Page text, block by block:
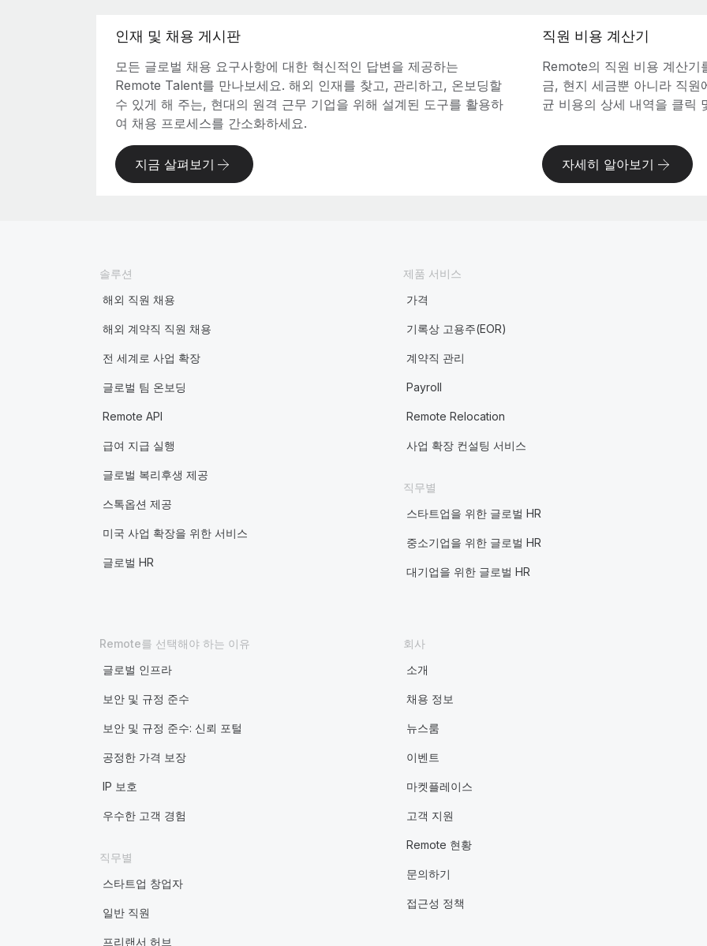
인재 및 채용 게시판
모든 글로벌 채용 요구사항에 대한 혁신적인 답변을 제공하는
Remote Talent를 만나보세요. 해외 인재를 찾고, 관리하고, 온보딩할
수 있게 해 주는, 현대의 원격 근무 기업을 위해 설계된 도구를 활용하
여 채용 프로세스를 간소화하세요.
지금 살펴보기
직원 비용 계산기
Remote의 직원 비용 계산기
금, 현지 세금뿐 아니라 직원
균 비용의 상세 내역을 클릭
자세히 알아보기
솔루션
해외 직원 채용
해외 계약직 직원 채용
전 세계로 사업 확장
글로벌 팀 온보딩
Remote API
급여 지급 실행
글로벌 복리후생 제공
스톡옵션 제공
미국 사업 확장을 위한 서비스
글로벌 HR
제품 서비스
가격
기록상 고용주(EOR)
계약직 관리
Payroll
Remote Relocation
사업 확장 컨설팅 서비스
직무별
스타트업을 위한 글로벌 HR
중소기업을 위한 글로벌 HR
대기업을 위한 글로벌 HR
Remote를 선택해야 하는 이유
글로벌 인프라
보안 및 규정 준수
보안 및 규정 준수: 신뢰 포털
공정한 가격 보장
IP 보호
우수한 고객 경험
직무별
스타트업 창업자
일반 직원
프리랜서 허브
회사
소개
채용 정보
뉴스룸
이벤트
마켓플레이스
고객 지원
Remote 현황
문의하기
접근성 정책